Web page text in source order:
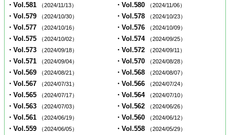
・Vol.581 （2024/11/13） ・Vol.580 （2024/11/06）
・Vol.579 （2024/10/30） ・Vol.578 （2024/10/23）
・Vol.577 （2024/10/16） ・Vol.576 （2024/10/09）
・Vol.575 （2024/10/02） ・Vol.574 （2024/09/25）
・Vol.573 （2024/09/18） ・Vol.572 （2024/09/11）
・Vol.571 （2024/09/04） ・Vol.570 （2024/08/28）
・Vol.569 （2024/08/21） ・Vol.568 （2024/08/07）
・Vol.567 （2024/07/31） ・Vol.566 （2024/07/24）
・Vol.565 （2024/07/17） ・Vol.564 （2024/07/10）
・Vol.563 （2024/07/03） ・Vol.562 （2024/06/26）
・Vol.561 （2024/06/19） ・Vol.560 （2024/06/12）
・Vol.559 （2024/06/05） ・Vol.558 （2024/05/29）